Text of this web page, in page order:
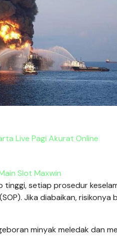
Live Pagi Akurat Online
Slot Maxwin
tinggi, setiap prosedur
Jika diabaikan,
minyak meledak dan